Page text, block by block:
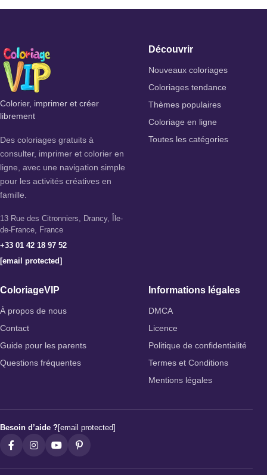
Colorier, imprimer et créer
librement
Des coloriages gratuits à
consulter, imprimer et colorier en
ligne, avec une navigation simple
pour les activités créatives en
famille.
13 Rue des Citronniers, Drancy, Île-
de-France, France
+33 01 42 18 97 52
[email protected]
Découvrir
Nouveaux coloriages
Coloriages tendance
Thèmes populaires
Coloriage en ligne
Toutes les catégories
ColoriageVIP
À propos de nous
Contact
Guide pour les parents
Questions fréquentes
Informations légales
DMCA
Licence
Politique de confidentialité
Termes et Conditions
Mentions légales
Besoin d’aide ?[email protected]